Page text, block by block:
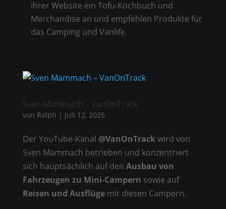
ihrer Website ein Tofu-Kochbuch und
Merchandise an und empfehlen Produkte für
das Camping und Vanlife.
Sven Mammach – VanOnTrack
von Ralph | Juli 12, 2025
Der YouTube-Kanal @VanOnTrackwird von
Sven Mammach betrieben und konzentriert
sich hauptsächlich auf den Ausbau von
Fahrzeugen zu Mini-Campern sowie auf
Reisen und Ausflügemit diesen Campern.